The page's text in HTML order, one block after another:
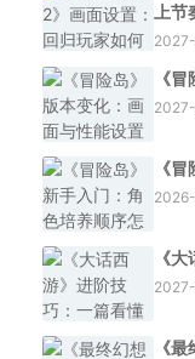
上节
《
《
《
《